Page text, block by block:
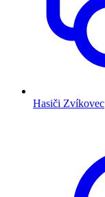
Hasiči Zvíkovec